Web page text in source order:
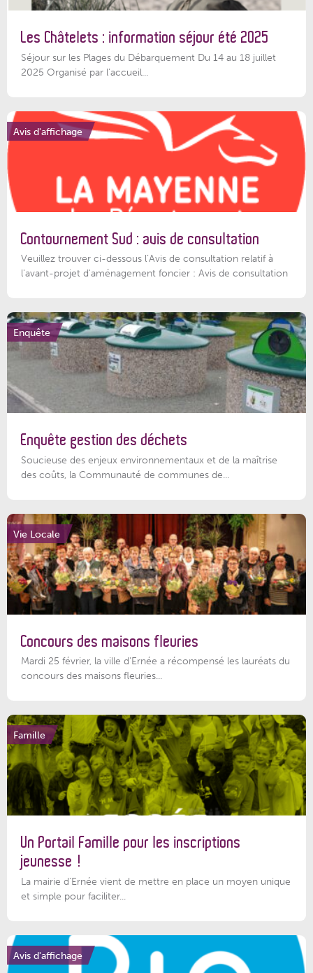
Les Châtelets : information séjour été 2025
Séjour sur les Plages du Débarquement Du 14 au 18 juillet
2025 Organisé par l’accueil...
Avis d'affichage
Contournement Sud : avis de consultation
Veuillez trouver ci-dessous l’Avis de consultation relatif à
l'avant-projet d'aménagement foncier : Avis de consultation
Enquête
Enquête gestion des déchets
Soucieuse des enjeux environnementaux et de la maîtrise
des coûts, la Communauté de communes de...
Vie Locale
Concours des maisons fleuries
Mardi 25 février, la ville d'Ernée a récompensé les lauréats du
concours des maisons fleuries...
Famille
Un Portail Famille pour les inscriptions
jeunesse !
La mairie d’Ernée vient de mettre en place un moyen unique
et simple pour faciliter...
Avis d'affichage